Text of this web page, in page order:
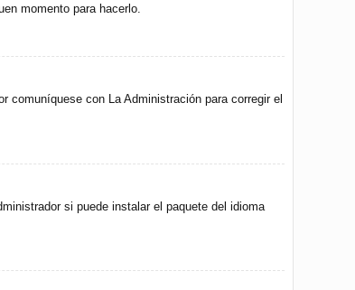
momento para hacerlo.
comuníquese con La Administración para corregir el
si puede instalar el paquete del idioma